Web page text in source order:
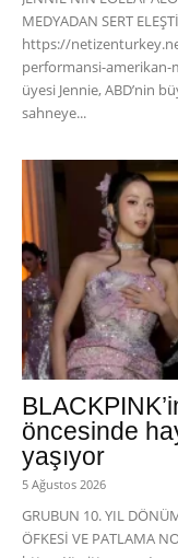
MEDYADAN SERT
https://
performansi-amerikan-
üyesi Jennie, ABD’nin
sahneye...
öncesinde
yaşıyor
5 Ağustos 2026
GRUBUN 10. YIL
ÖFKESİ VE PATLAMA